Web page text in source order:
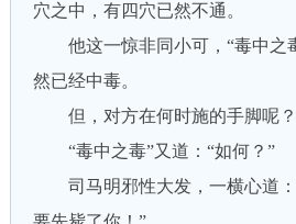
穴之中，有四穴已然不通。
他这一惊非同小可，“毒中之
然已经中毒。
但，对方在何时施的手脚呢？
“毒中之毒”又道：“如何？”
司马明邪性大发，一横心道：